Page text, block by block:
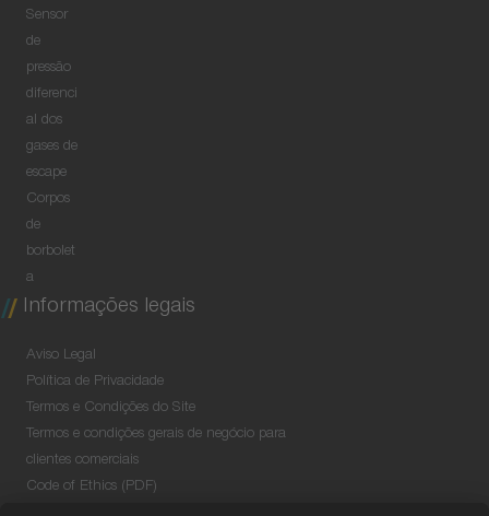
Sensor
de
pressão
diferenci
al dos
gases de
escape
Corpos
de
borbolet
a
Informações legais
Aviso Legal
Política de Privacidade
Termos e Condições do Site
Termos e condições gerais de negócio para
clientes comerciais
Code of Ethics (PDF)